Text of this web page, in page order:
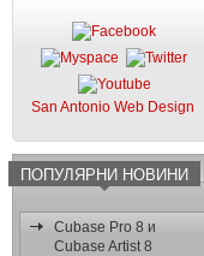
San Antonio Web Design
ПОПУЛЯРНИ НОВИНИ
Cubase Pro 8 и
Cubase Artist 8